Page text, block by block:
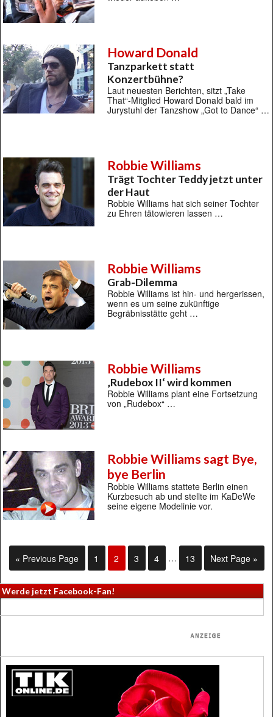
Howard Donald
Tanzparkett statt
Konzertbühne?
Laut neuesten Berichten, sitzt „Take
That“-Mitglied Howard Donald bald im
Jurystuhl der Tanzshow „Got to Dance“ …
Robbie Williams
Trägt Tochter Teddy jetzt unter
der Haut
Robbie Williams hat sich seiner Tochter
zu Ehren tätowieren lassen …
Robbie Williams
Grab-Dilemma
Robbie Williams ist hin- und hergerissen,
wenn es um seine zukünftige
Begräbnisstätte geht …
Robbie Williams
‚Rudebox II‘ wird kommen
Robbie Williams plant eine Fortsetzung
von „Rudebox“ …
Robbie Williams sagt Bye,
bye Berlin
Robbie Williams stattete Berlin einen
Kurzbesuch ab und stellte im KaDeWe
seine eigene Modelinie vor.
« Previous Page 1 2 3 4 … 13 Next Page »
Werde jetzt Facebook-Fan!